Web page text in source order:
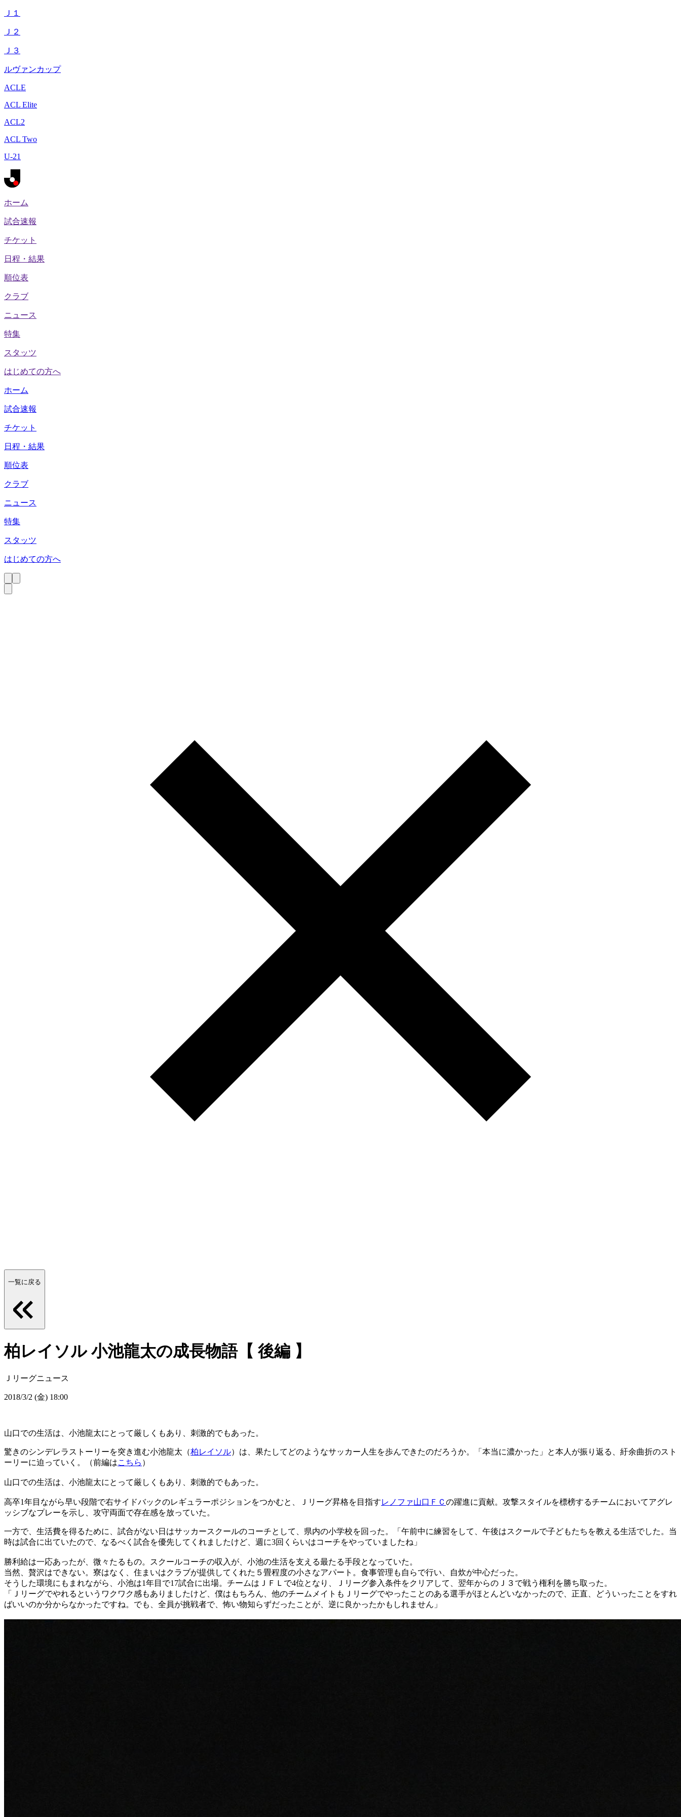
Ｊ１
Ｊ２
Ｊ３
ルヴァンカップ
ACLE
ACL Elite
ACL2
ACL Two
U-21
ホーム
試合速報
チケット
日程・結果
順位表
クラブ
ニュース
特集
スタッツ
はじめての方へ
ホーム
試合速報
チケット
日程・結果
順位表
クラブ
ニュース
特集
スタッツ
はじめての方へ
一覧に戻る
柏レイソル 小池龍太の成長物語【 後編 】
Ｊリーグニュース
2018/3/2 (金) 18:00
山口での生活は、小池龍太にとって厳しくもあり、刺激的でもあった。
驚きのシンデレラストーリーを突き進む小池龍太（柏レイソル）は、果たしてどのようなサッカー人生を歩んできたのだろうか。「本当に濃かった」と本人が振り返る、紆余曲折のスト
ーリーに迫っていく。（前編はこちら ）
山口での生活は、小池龍太にとって厳しくもあり、刺激的でもあった。
高卒1年目ながら早い段階で右サイドバックのレギュラーポジションをつかむと、Ｊリーグ昇格を目指すレノファ山口ＦＣ の躍進に貢献。攻撃スタイルを標榜するチームにおいてアグレ
ッシブなプレーを示し、攻守両面で存在感を放っていた。
一方で、生活費を得るために、試合がない日はサッカースクールのコーチとして、県内の小学校を回った。「午前中に練習をして、午後はスクールで子どもたちを教える生活でした。当
時は試合に出ていたので、なるべく試合を優先してくれましたけど、週に3回くらいはコーチをやっていましたね」
勝利給は一応あったが、微々たるもの。スクールコーチの収入が、小池の生活を支える最たる手段となっていた。
当然、贅沢はできない。寮はなく、住まいはクラブが提供してくれた５畳程度の小さなアパート。食事管理も自らで行い、自炊が中心だった。
そうした環境にもまれながら、小池は1年目で17試合に出場。チームはＪＦＬで4位となり、Ｊリーグ参入条件をクリアして、翌年からのＪ３で戦う権利を勝ち取った。
「Ｊリーグでやれるというワクワク感もありましたけど、僕はもちろん、他のチームメイトもＪリーグでやったことのある選手がほとんどいなかったので、正直、どういったことをすれ
ばいいのか分からなかったですね。でも、全員が挑戦者で、怖い物知らずだったことが、逆に良かったかもしれません」